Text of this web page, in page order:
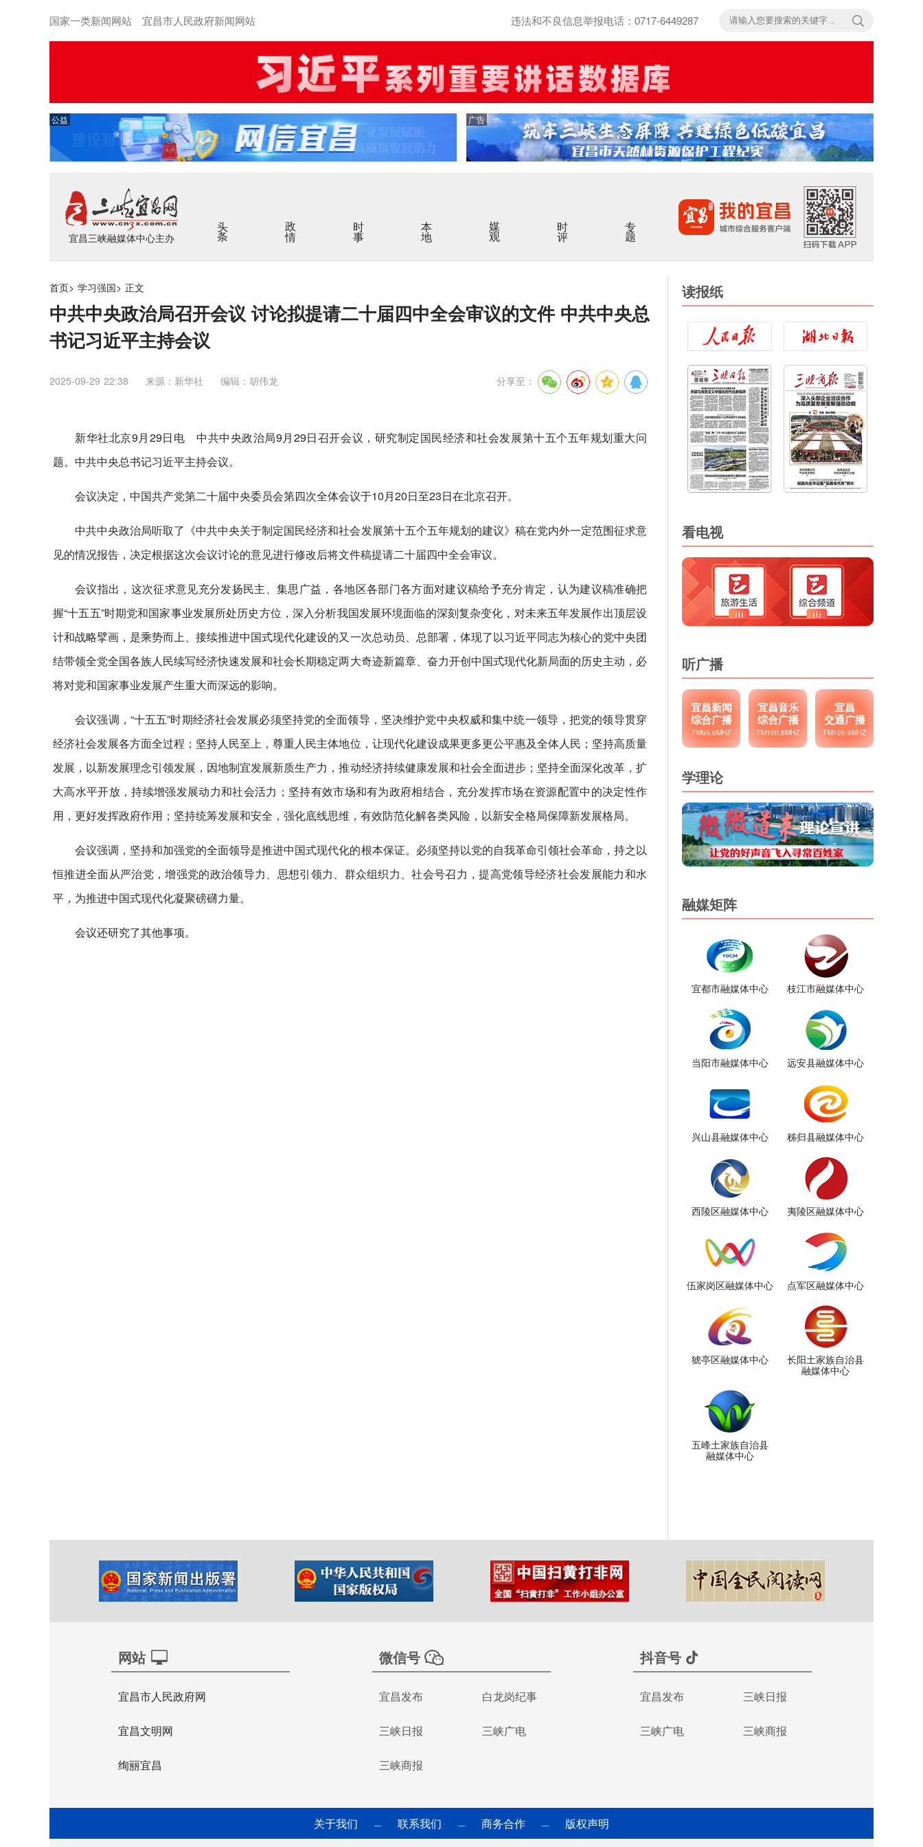
国家一类新闻网站 宜昌市人民政府新闻网站 违法和不良信息举报电话：0717-6449287
公益 广告
宜昌三峡融媒体中心主办
头条 政情 时事 本地 媒观 时评 专题
首页> 学习强国> 正文
中共中央政治局召开会议 讨论拟提请二十届四中全会审议的文件 中共中央总
书记习近平主持会议
2025-09-29 22:38 来源：​新华社 编辑：胡伟龙 分享至：
新华社北京9月29日电 中共中央政治局9月29日召开会议，研究制定国民经济和社会发展第十五个五年规划重大问
题。中共中央总书记习近平主持会议。
会议决定，中国共产党第二十届中央委员会第四次全体会议于10月20日至23日在北京召开。
中共中央政治局听取了《中共中央关于制定国民经济和社会发展第十五个五年规划的建议》稿在党内外一定范围征求意
见的情况报告，决定根据这次会议讨论的意见进行修改后将文件稿提请二十届四中全会审议。
会议指出，这次征求意见充分发扬民主、集思广益，各地区各部门各方面对建议稿给予充分肯定，认为建议稿准确把
握“十五五”时期党和国家事业发展所处历史方位，深入分析我国发展环境面临的深刻复杂变化，对未来五年发展作出顶层设
计和战略擘画，是乘势而上、接续推进中国式现代化建设的又一次总动员、总部署，体现了以习近平同志为核心的党中央团
结带领全党全国各族人民续写经济快速发展和社会长期稳定两大奇迹新篇章、奋力开创中国式现代化新局面的历史主动，必
将对党和国家事业发展产生重大而深远的影响。
会议强调，“十五五”时期经济社会发展必须坚持党的全面领导，坚决维护党中央权威和集中统一领导，把党的领导贯穿
经济社会发展各方面全过程；坚持人民至上，尊重人民主体地位，让现代化建设成果更多更公平惠及全体人民；坚持高质量
发展，以新发展理念引领发展，因地制宜发展新质生产力，推动经济持续健康发展和社会全面进步；坚持全面深化改革，扩
大高水平开放，持续增强发展动力和社会活力；坚持有效市场和有为政府相结合，充分发挥市场在资源配置中的决定性作
用，更好发挥政府作用；坚持统筹发展和安全，强化底线思维，有效防范化解各类风险，以新安全格局保障新发展格局。
会议强调，坚持和加强党的全面领导是推进中国式现代化的根本保证。必须坚持以党的自我革命引领社会革命，持之以
恒推进全面从严治党，增强党的政治领导力、思想引领力、群众组织力、社会号召力，提高党领导经济社会发展能力和水
平，为推进中国式现代化凝聚磅礴力量。
会议还研究了其他事项。
读报纸
看电视
听广播
宜昌新闻
综合广播
FM95.6MHZ
宜昌音乐
综合广播
FM100.6MHZ
宜昌
交通广播
FM105.9MHZ
学理论
融媒矩阵
宜都市融媒体中心 枝江市融媒体中心
当阳市融媒体中心 远安县融媒体中心
兴山县融媒体中心 秭归县融媒体中心
西陵区融媒体中心 夷陵区融媒体中心
伍家岗区融媒体中心 点军区融媒体中心
猇亭区融媒体中心
长阳土家族自治县
融媒体中心
五峰土家族自治县
融媒体中心
网站
宜昌市人民政府网
宜昌文明网
绚丽宜昌
微信号
宜昌发布 白龙岗纪事
三峡日报 三峡广电
三峡商报
抖音号
宜昌发布 三峡日报
三峡广电 三峡商报
关于我们 — 联系我们 — 商务合作 — 版权声明